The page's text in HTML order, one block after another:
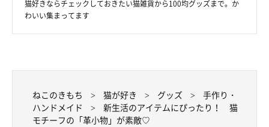
猫好きならチェックしておきたい猫雑貨から100均グッズまで。か
わいい集まってます
ねこのきもち 猫が好き グッズ
手作り・
ハンドメイド
新生活のアイテムにぴったり！ 猫
モチーフの「革小物」が素敵♡